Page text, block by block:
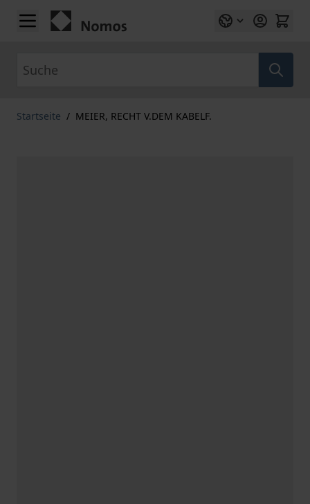
Zum Inhalt springen
Startseite / MEIER, RECHT V.DEM KABELF.